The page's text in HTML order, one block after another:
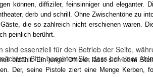
können, diffiziler, feinsinniger und eleganter.
derb und schrill. Ohne Zwischentöne zu
die so zahlreich nicht erschienen waren.
peinlich berührt.
erzählt. Ein junger Offizier lässt sich beim
Der, seine Pistole ziert eine Menge Kerben,
essenziell für den Betrieb der Seite,
Bitte beachten Sie, dass bei einer